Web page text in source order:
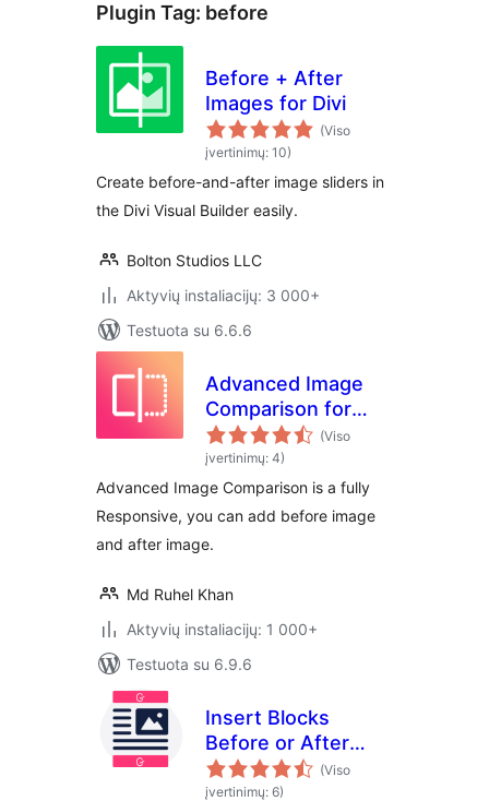
Plugin Tag: before
Before + After
Images for Divi
(Viso
įvertinimų: 10)
Create before-and-after image sliders in
the Divi Visual Builder easily.
Bolton Studios LLC
Aktyvių instaliacijų: 3 000+
Testuota su 6.6.6
Advanced Image
Comparison for
Elementor
(Viso
įvertinimų: 4)
Advanced Image Comparison is a fully
Responsive, you can add before image
and after image.
Md Ruhel Khan
Aktyvių instaliacijų: 1 000+
Testuota su 6.9.6
Insert Blocks
Before or After
Posts Content
(Viso
įvertinimų: 6)